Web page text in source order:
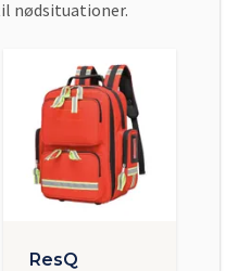
nødsituationer.
ResQ